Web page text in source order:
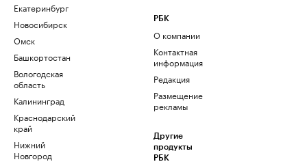
Екатеринбург
Новосибирск
Омск
Башкортостан
Вологодская
область
Калининград
Краснодарский
край
Нижний
Новгород
РБК
О компании
Контактная
информация
Редакция
Размещение
рекламы
Другие
продукты
РБК